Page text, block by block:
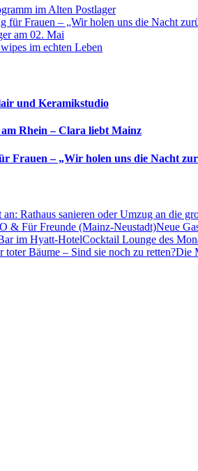
im Alten Postlager
für Frauen – „Wir holen uns die Nacht
am 02. Mai
im echten Leben
und Keramikstudio
Rhein – Clara liebt Mainz
Frauen – „Wir holen uns die Nacht
Neue
Cocktail Lounge des
Die